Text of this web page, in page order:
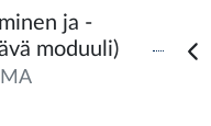
ja -
moduuli)